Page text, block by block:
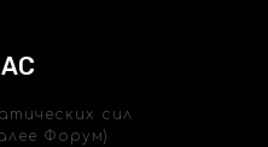
сил
Форум)